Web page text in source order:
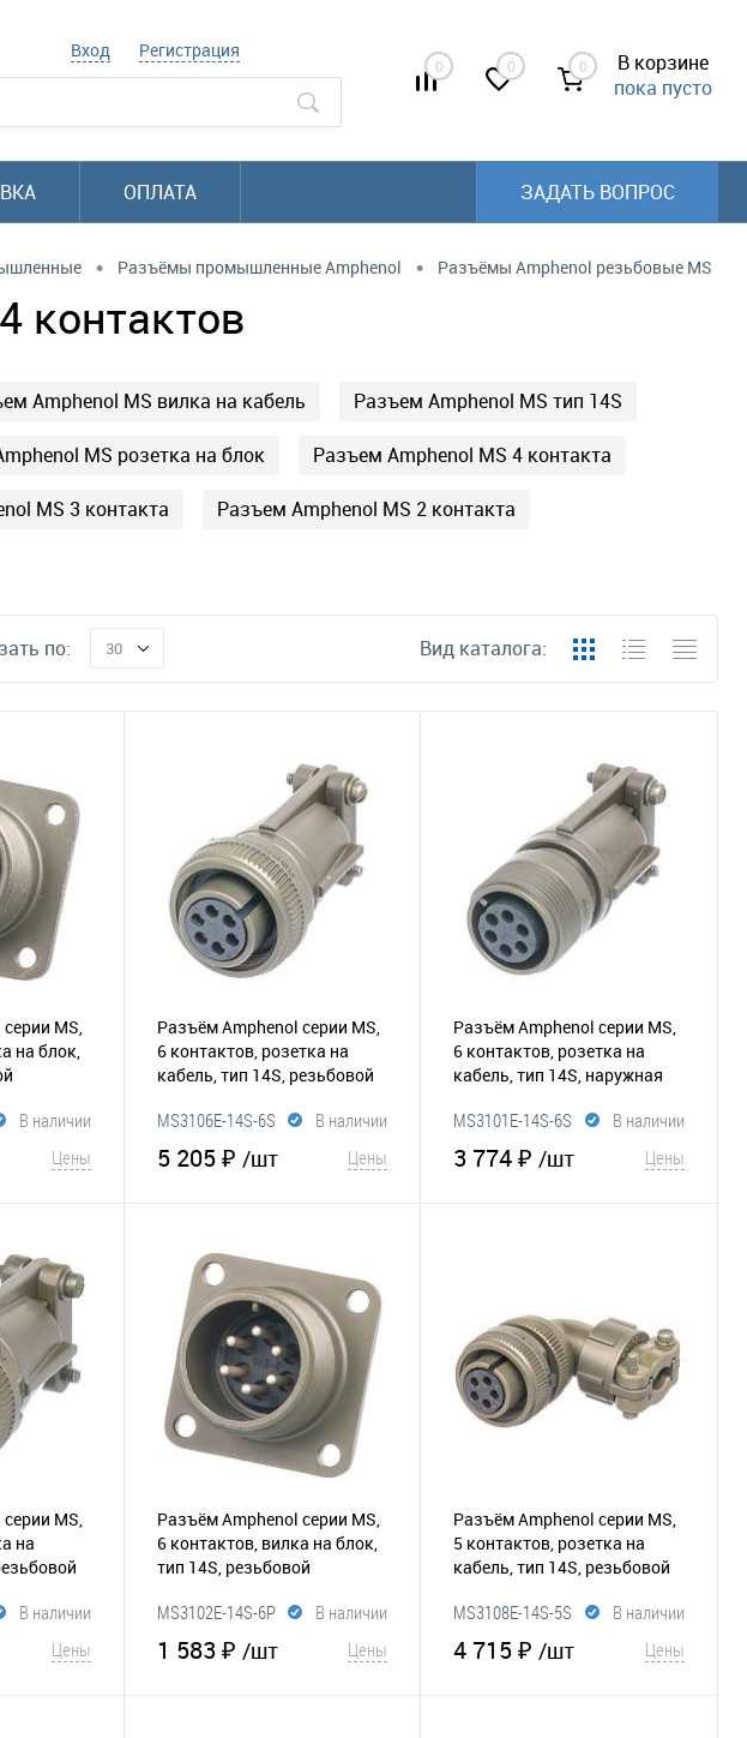
Вход Регистрация
0 0 0
В корзине
пока пусто
ОПЛАТА ЗАДАТЬ ВОПРОС
• Разъёмы промышленные Amphenol • Разъёмы Amphenol резьбовые MS
контактов
Amphenol MS вилка на кабель Разъем Amphenol MS тип 14S
MS розетка на блок Разъем Amphenol MS 4 контакта
MS 3 контакта Разъем Amphenol MS 2 контакта
по: 30 Вид каталога:
MS,
на блок,
В наличии
Цены
Сравнение
Разъём Amphenol серии MS,
6 контактов, розетка на
кабель, тип 14S, резьбовой
В наличии
MS3106E-14S-6S
5 205 ₽ /шт Цены
В избранное Сравнение
Разъём Amphenol серии MS,
6 контактов, розетка на
кабель, тип 14S, наружная
резьба
В наличии
MS3101E-14S-6S
3 774 ₽/шт Цены
MS,
на
В наличии
Цены
Разъём Amphenol серии MS,
6 контактов, вилка на блок,
тип 14S, резьбовой
В наличии
MS3102E-14S-6P
1 583 ₽ /шт Цены
Разъём Amphenol серии MS,
5 контактов, розетка на
кабель, тип 14S, резьбовой
В наличии
MS3108E-14S-5S
4 715 ₽/шт Цены